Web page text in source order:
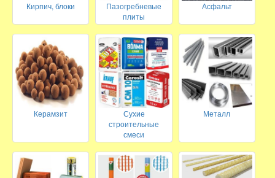
Кирпич, блоки
Пазогребневые
плиты
Асфальт
Керамзит
Сухие
строительные
смеси
Металл